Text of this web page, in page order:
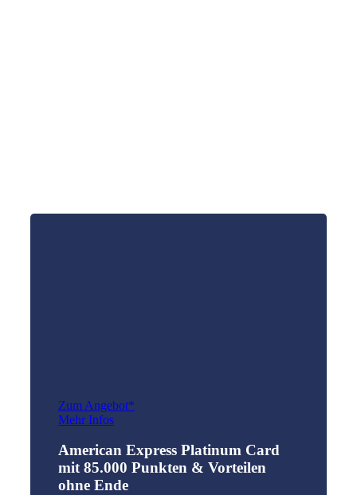
Zum Angebot*
Mehr Infos
American Express Platinum Card
mit 85.000 Punkten & Vorteilen
ohne Ende